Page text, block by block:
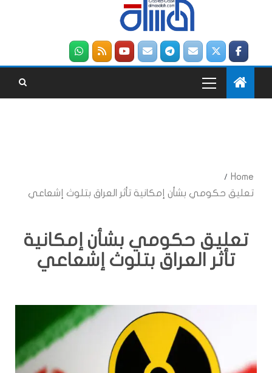
Home
تعليق حكومي بشأن إمكانية تأثر العراق بتلوث إشعاعي
تعليق حكومي بشأن إمكانية
تأثر العراق بتلوث إشعاعي